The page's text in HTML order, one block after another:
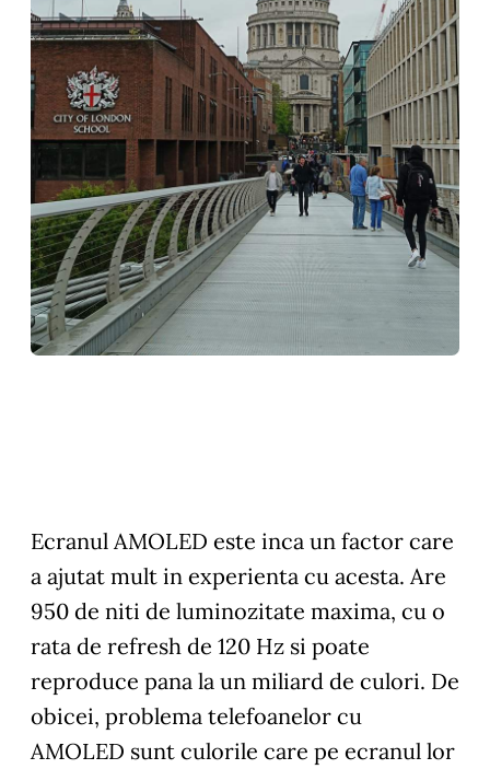
Ecranul AMOLED este inca un factor care
a ajutat mult in experienta cu acesta. Are
950 de niti de luminozitate maxima, cu o
rata de refresh de 120 Hz si poate
reproduce pana la un miliard de culori. De
obicei, problema telefoanelor cu
AMOLED sunt culorile care pe ecranul lor